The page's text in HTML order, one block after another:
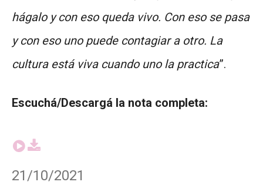
hágalo y con eso queda vivo. Con eso se pasa
y con eso uno puede contagiar a otro. La
cultura está viva cuando uno la practica”.
Escuchá/Descargá la nota completa:
21/10/2021